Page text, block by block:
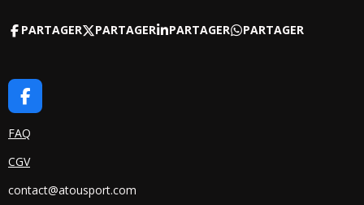
PARTAGER PARTAGER PARTAGER PARTAGER
F
A
C
B
O
FAQ
CGV
contact@atousport.com